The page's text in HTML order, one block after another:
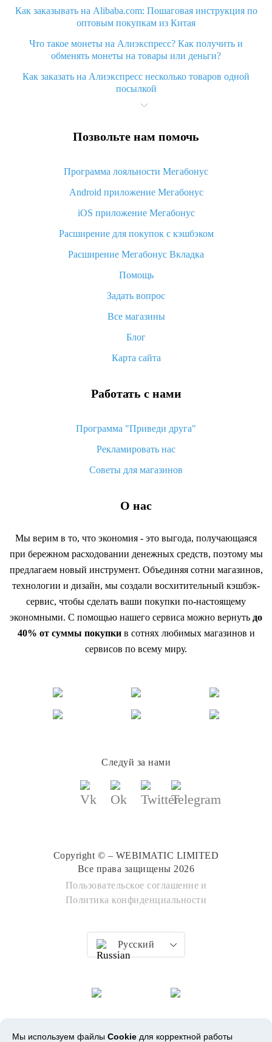
Как заказывать на Alibaba.com: Пошаговая инструкция по
оптовым покупкам из Китая
Что такое монеты на Алиэкспресс? Как получить и
обменять монеты на товары или деньги?
Как заказать на Алиэкспресс несколько товаров одной
посылкой
Что значит статус «Заказ закрыт» на Алиэкспресс и что
Что делать, если Алиэкспресс просит ввести паспортные
Как узнать, куда пришла посылка с Алиэкспресс
Вы отменили заказ на Алиэкспресс, когда вернут деньги?
Что такое баллы на Алиэкспресс, как их получить и
«AliExpress Standard Shipping»: что это за метод доставки и
как его отслеживать
Как покупать оптом на Алиэкспресс
Что делать, если не пришел товар с Алиэкспресс
возврата денег
Позвольте нам помочь
Программа лояльности Мегабонус
Android приложение Мегабонус
iOS приложение Мегабонус
Расширение для покупок с кэшбэком
Расширение Мегабонус Вкладка
Помощь
Задать вопрос
Все магазины
Блог
Карта сайта
Работать с нами
Программа "Приведи друга"
Рекламировать нас
Советы для магазинов
О нас
Мы верим в то, что экономия - это выгода, получающаяся
при бережном расходовании денежных средств, поэтому мы
предлагаем новый инструмент. Объединяя сотни магазинов,
технологии и дизайн, мы создали восхитительный кэшбэк-
сервис, чтобы сделать ваши покупки по-настоящему
экономными. С помощью нашего сервиса можно вернуть до
40% от суммы покупкив сотнях любимых магазинов и
сервисов по всему миру.
Следуй за нами
Copyright © – WEBIMATIC LIMITED
Все права защищены 2026
Пользовательское соглашение и
Политика конфиденциальности
Русский
Мы используем файлы Cookie для корректной работы